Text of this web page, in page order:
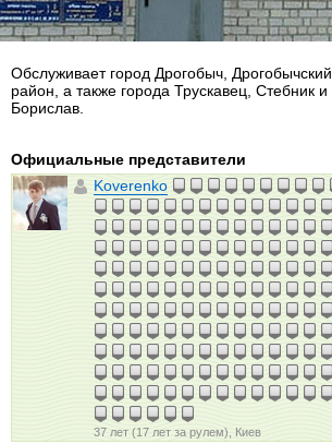
Обслуживает город Дрогобыч, Дрогобычский
район, а также города Трускавец, Стебник и
Борислав.
Официальные представители
Koverenko
37 лет (17 лет за рулем), Киев